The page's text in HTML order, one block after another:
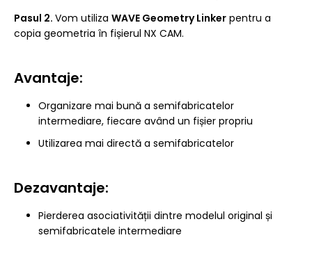
Pasul 2. Vom utiliza WAVE Geometry Linker pentru a
copia geometria în fișierul NX CAM.
Avantaje:
Organizare mai bună a semifabricatelor
intermediare, fiecare având un fișier propriu
Utilizarea mai directă a semifabricatelor
Dezavantaje:
Pierderea asociativității dintre modelul original și
semifabricatele intermediare